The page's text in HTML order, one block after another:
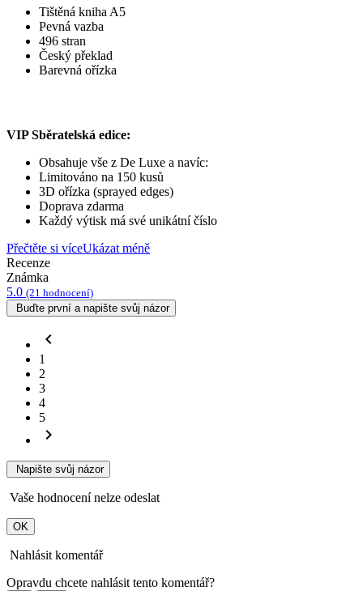
Tištěná kniha A5
Pevná vazba
496 stran
Český překlad
Barevná ořízka
VIP Sběratelská edice:
Obsahuje vše z De Luxe a navíc:
Limitováno na 150 kusů
3D ořízka (sprayed edges)
Doprava zdarma
Každý výtisk má své unikátní číslo
Přečtěte si víceUkázat méně
Recenze
Známka
5.0 (21 hodnocení)
Buďte první a napište svůj názor
chevron_left
1
2
3
4
5
chevron_right
Napište svůj názor
Vaše hodnocení nelze odeslat
OK
Nahlásit komentář
Opravdu chcete nahlásit tento komentář?